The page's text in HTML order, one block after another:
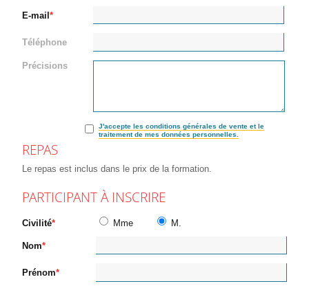
E-mail
Téléphone
Précisions
J'accepte les conditions générales de vente et le
traitement de mes données personnelles.
REPAS
Le repas est inclus dans le prix de la formation.
PARTICIPANT À INSCRIRE
Civilité Mme M.
Nom
Prénom